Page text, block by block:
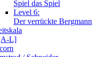
Spiel das Spiel
Level 6:
Der verrückte Bergmann
L]